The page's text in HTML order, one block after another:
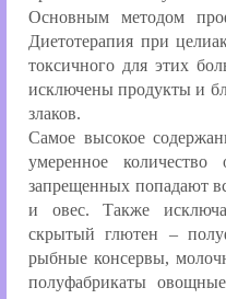
Основным методом
Диетотерапия при
токсичного для этих
исключены продукты и
злаков.
Самое высокое
умеренное
запрещенных попадают
и овес. Также
скрытый глютен –
рыбные консервы,
полуфабрикаты